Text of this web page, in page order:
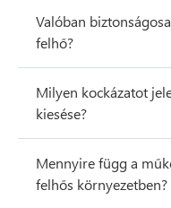
Valóban
felhő?
Milyen kockázatot
kiesése?
Mennyire függ a
felhős környezetben?